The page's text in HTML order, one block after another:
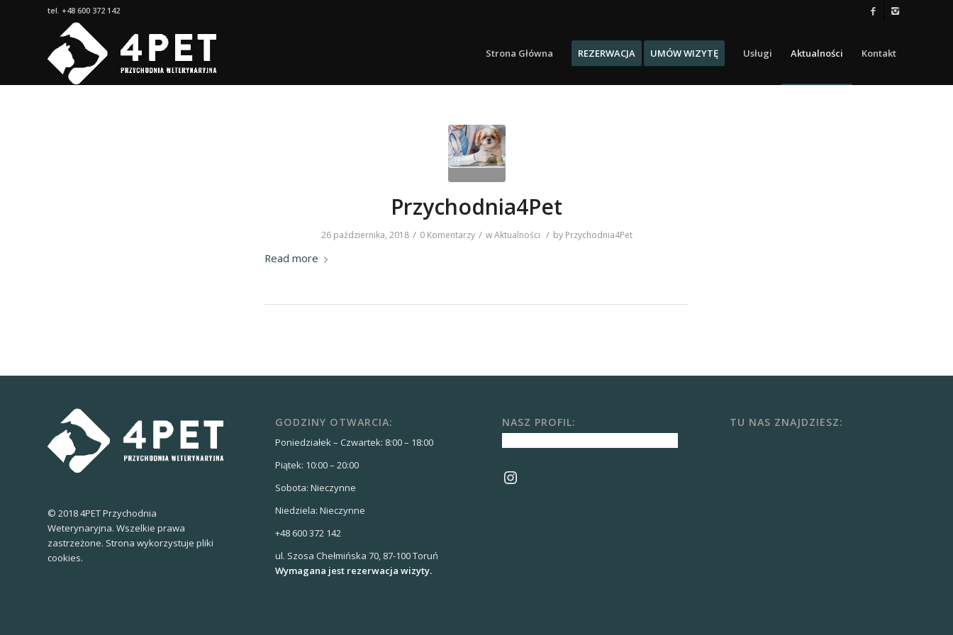
tel. +48 600 372 142
Strona Główna REZERWACJA UMÓW WIZYTĘ Usługi Aktualności Kontakt
Przychodnia4Pet
26 października, 2018 / 0 Komentarzy / wAktualności / by Przychodnia4Pet
Read more
© 2018 4PET Przychodnia
Weterynaryjna. Wszelkie prawa
zastrzeżone. Strona wykorzystuje pliki
cookies.
GODZINY OTWARCIA:
Poniedziałek – Czwartek: 8:00 – 18:00
Piątek: 10:00 – 20:00
Sobota: Nieczynne
Niedziela: Nieczynne
+48 600 372 142
ul. Szosa Chełmińska 70, 87-100 Toruń
Wymagana jest rezerwacja wizyty.
NASZ PROFIL:
Instagram
TU NAS ZNAJDZIESZ: